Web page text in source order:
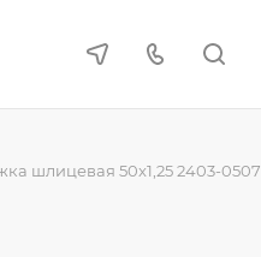
шлицевая 50x1,25 2403-0507